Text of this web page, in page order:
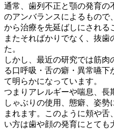
通常、歯列不正と顎の発育の
のアンバランスによるもので
から治療を先延ばしにされる
またそればかりでなく、抜
た。
しかし、最近の研究では筋
る口呼吸・舌の癖・異常嚥下
て明らかになっています。
つまりアレルギーや喘息、長
しゃぶりの使用、態癖、姿
まれます。このように頬や
い方は歯や顔の発育にとても